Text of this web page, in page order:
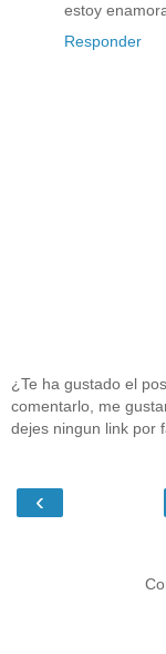
estoy
Responder
¿Te ha gustado el
comentarlo, me
dejes ningun link por
‹